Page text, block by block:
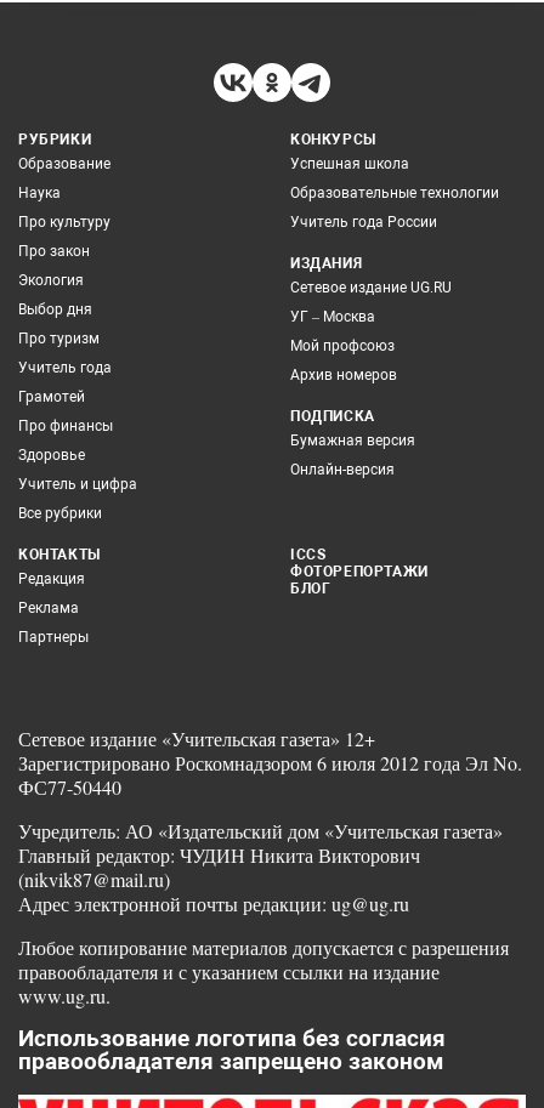
РУБРИКИ
Образование
Наука
Про культуру
Про закон
Экология
Выбор дня
Про туризм
Учитель года
Грамотей
Про финансы
Здоровье
Учитель и цифра
Все рубрики
КОНКУРСЫ
Успешная школа
Образовательные технологии
Учитель года России
ИЗДАНИЯ
Сетевое издание UG.RU
УГ – Москва
Мой профсоюз
Архив номеров
ПОДПИСКА
Бумажная версия
Онлайн-версия
КОНТАКТЫ
Редакция
Реклама
Партнеры
ICCS
ФОТОРЕПОРТАЖИ
БЛОГ
Сетевое издание «Учительская газета» 12+
Зарегистрировано Роскомнадзором 6 июля 2012 года Эл No.
ФС77-50440
Учредитель: АО «Издательский дом «Учительская газета»
Главный редактор: ЧУДИН Никита Викторович
(nikvik87@mail.ru)
Адрес электронной почты редакции: ug@ug.ru
Любое копирование материалов допускается с разрешения
правообладателя и с указанием ссылки на издание
www.ug.ru.
Использование логотипа без согласия
правообладателя запрещено законом